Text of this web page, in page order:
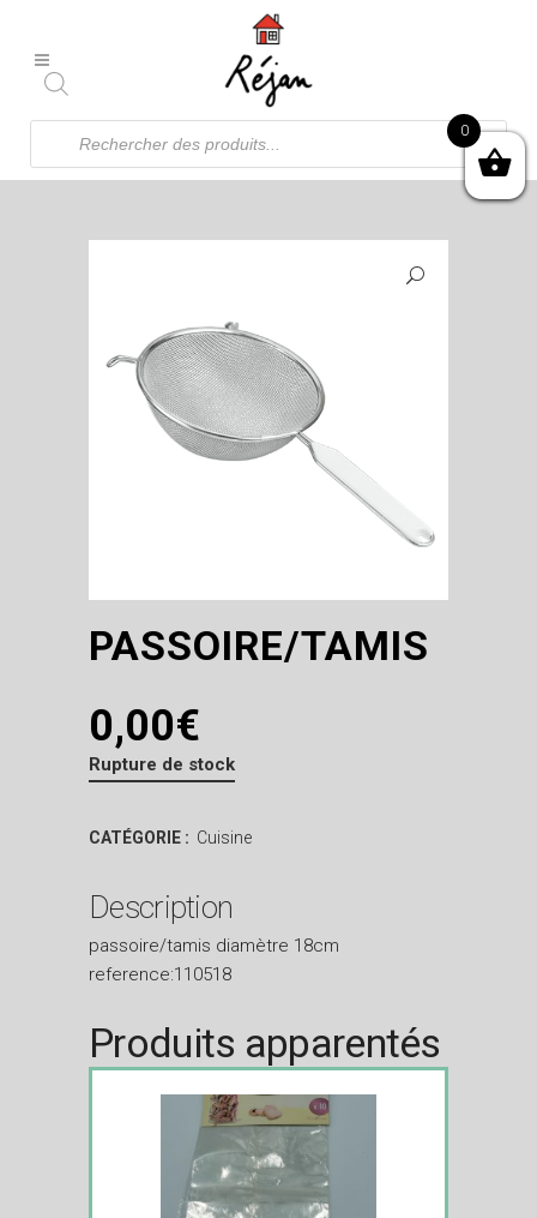
Recherche
produits
PASSOIRE/TAMIS
0,00€
Rupture de stock
CATÉGORIE : Cuisine
Description
passoire/tamis diamètre 18cm
reference:110518
Produits apparentés
0